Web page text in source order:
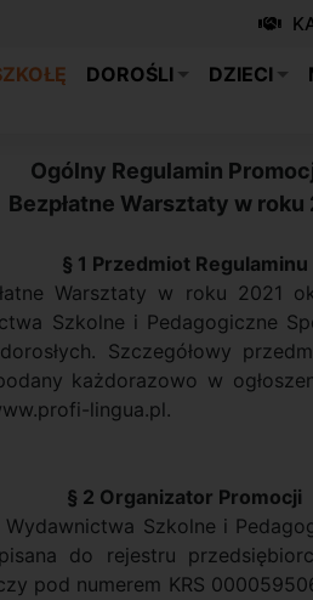
DOROŚLI DZIECI
Ogólny Regulamin
Bezpłatne Warsztaty w roku
§ 1 Przedmiot Regulaminu
Warsztaty w roku 2021
Szkolne i Pedagogiczne
Szczegółowy
każdorazowo w
lingua.pl.
§ 2 Organizator Promocji
Szkolne i
do rejestru
pod numerem KRS